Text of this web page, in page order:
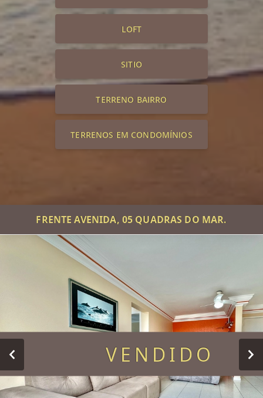
LOFT
SITIO
TERRENO BAIRRO
TERRENOS EM CONDOMÍNIOS
FRENTE AVENIDA, 05 QUADRAS DO MAR.
VENDIDO